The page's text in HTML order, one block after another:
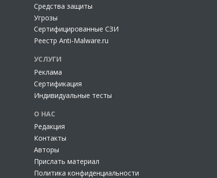
Cредства защиты
Угрозы
Сертифицированные СЗИ
Реестр Anti-Malware.ru
УСЛУГИ
Реклама
Сертификация
Индивидуальные тесты
О НАС
Редакция
Контакты
Авторы
Прислать материал
Политика конфиденциальности